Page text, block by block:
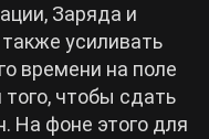
Заряда и
также усиливать
времени на поле
того, чтобы сдать
На фоне этого для